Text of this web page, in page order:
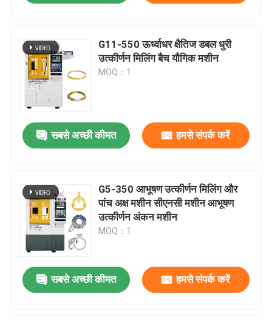
G11-550 ऊर्ध्वाधर क्षैतिज डबल धुरी
उत्कीर्णन मिलिंग बैच यौगिक मशीन
MOQ：1
सबसे अच्छी कीमत हमसे संपर्क करें
G5-350 आभूषण उत्कीर्णन मिलिंग और
पांच अक्ष मशीन सीएनसी मशीन आभूषण
उत्कीर्णन अंकन मशीन
MOQ：1
सबसे अच्छी कीमत हमसे संपर्क करें